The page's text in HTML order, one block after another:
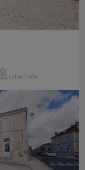
collectivite